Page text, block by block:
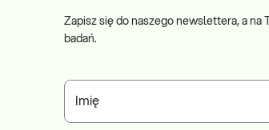
Zapisz się do naszego newslettera, a
badań.
Imię